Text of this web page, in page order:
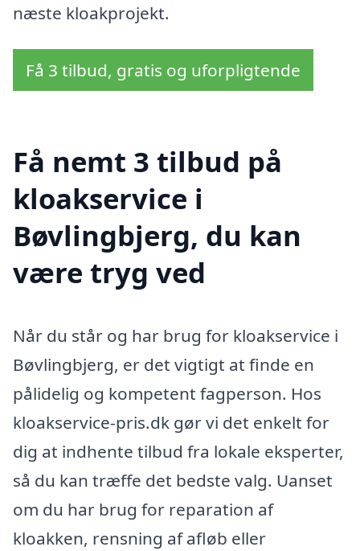
næste kloakprojekt.
Få 3 tilbud, gratis og uforpligtende
Få nemt 3 tilbud på
kloakservice i
Bøvlingbjerg, du kan
være tryg ved
Når du står og har brug for kloakservice i
Bøvlingbjerg, er det vigtigt at finde en
pålidelig og kompetent fagperson. Hos
kloakservice-pris.dk gør vi det enkelt for
dig at indhente tilbud fra lokale eksperter,
så du kan træffe det bedste valg. Uanset
om du har brug for reparation af
kloakken, rensning af afløb eller